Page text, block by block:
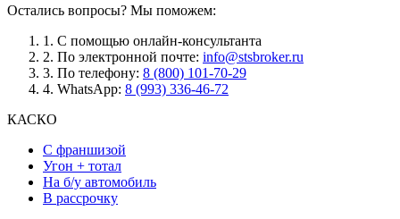
Остались вопросы? Мы поможем:
1. С помощью онлайн-консультанта
2. По электронной почте: info@stsbroker.ru
3. По телефону: 8 (800) 101-70-29
4. WhatsApp: 8 (993) 336-46-72
КАСКО
С франшизой
Угон + тотал
На б/у автомобиль
В рассрочку